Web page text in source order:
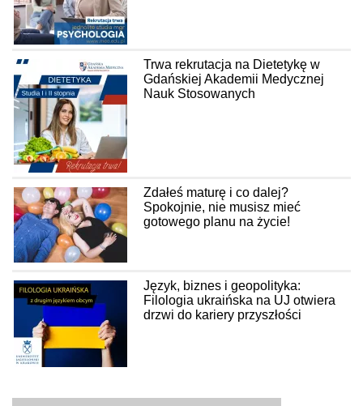
Trwa rekrutacja na Dietetykę w
Gdańskiej Akademii Medycznej
Nauk Stosowanych
Zdałeś maturę i co dalej?
Spokojnie, nie musisz mieć
gotowego planu na życie!
Język, biznes i geopolityka:
Filologia ukraińska na UJ otwiera
drzwi do kariery przyszłości